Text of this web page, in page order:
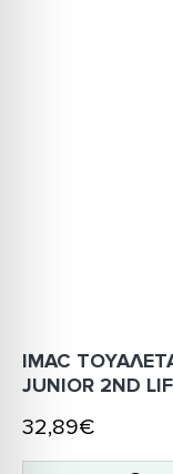
IMAC
JUNIOR 2ND
32,89€